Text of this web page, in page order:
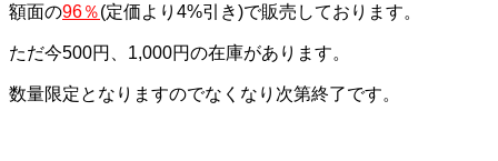
額面の96％(定価より4%引き)で販売しております。
ただ今500円、1,000円の在庫があります。
数量限定となりますのでなくなり次第終了です。